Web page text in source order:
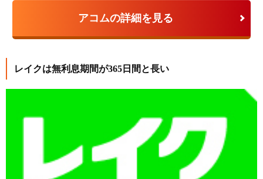
アコムの詳細を見る
レイクは無利息期間が365日間と長い